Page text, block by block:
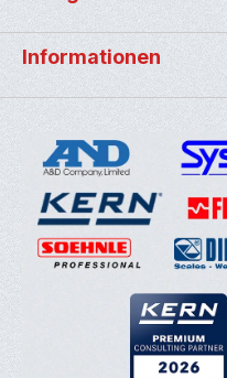
Informationen